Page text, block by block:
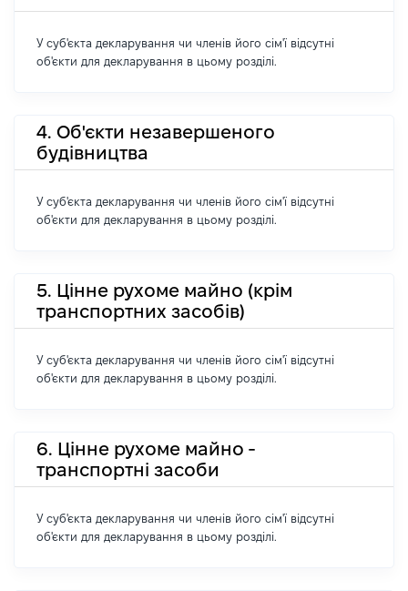
У суб'єкта декларування чи членів його сім'ї відсутні
об'єкти для декларування в цьому розділі.
4. Об'єкти незавершеного
будівництва
У суб'єкта декларування чи членів його сім'ї відсутні
об'єкти для декларування в цьому розділі.
5. Цінне рухоме майно (крім
транспортних засобів)
У суб'єкта декларування чи членів його сім'ї відсутні
об'єкти для декларування в цьому розділі.
6. Цінне рухоме майно -
транспортні засоби
У суб'єкта декларування чи членів його сім'ї відсутні
об'єкти для декларування в цьому розділі.